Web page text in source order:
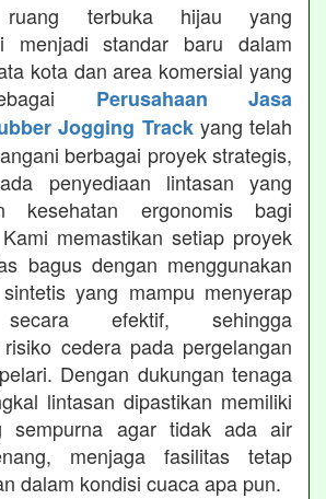
ruang terbuka hijau yang
menjadi standar baru dalam
kota dan area komersial yang
Perusahaan Jasa
Jogging Trackyang telah
berbagai proyek strategis,
penyediaan lintasan yang
kesehatan ergonomis bagi
memastikan setiap proyek
bagus dengan menggunakan
yang mampu menyerap
secara efektif, sehingga
cedera pada pergelangan
Dengan dukungan tenaga
lintasan dipastikan memiliki
sempurna agar tidak ada air
menjaga fasilitas tetap
dalam kondisi cuaca apa pun.